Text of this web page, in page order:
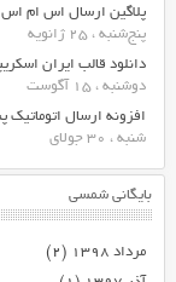
پلاگین ارسال اس ام
پنج‌شنبه ، 25 ژانویه
دانلود قالب ایران
دوشنبه ، 15 آگوست
افزونه ارسال
شنبه ، 30 جولای
بایگانی شمسی
مرداد ۱۳۹۸
(۲)